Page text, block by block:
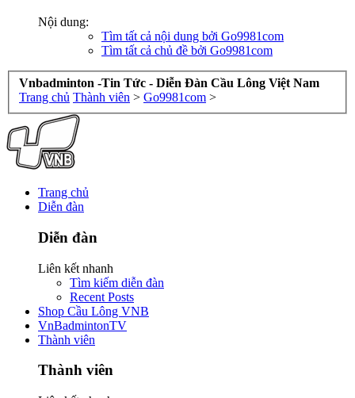
Nội dung:
Tìm tất cả nội dung bởi Go9981com
Tìm tất cả chủ đề bởi Go9981com
Vnbadminton -Tin Tức - Diễn Đàn Cầu Lông Việt Nam
Trang chủ Thành viên > Go9981com >
Trang chủ
Diễn đàn
Diễn đàn
Liên kết nhanh
Tìm kiếm diễn đàn
Recent Posts
Shop Cầu Lông VNB
VnBadmintonTV
Thành viên
Thành viên